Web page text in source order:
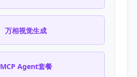
万相视觉生成
MCP Agent套餐